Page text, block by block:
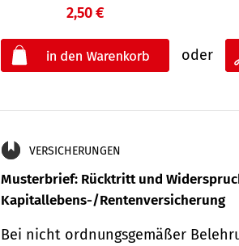
2,50 €
oder
VERSICHERUNGEN
Musterbrief: Rücktritt und
Kapitallebens-/Rentenversicherung
Bei nicht ordnungsgemäßer